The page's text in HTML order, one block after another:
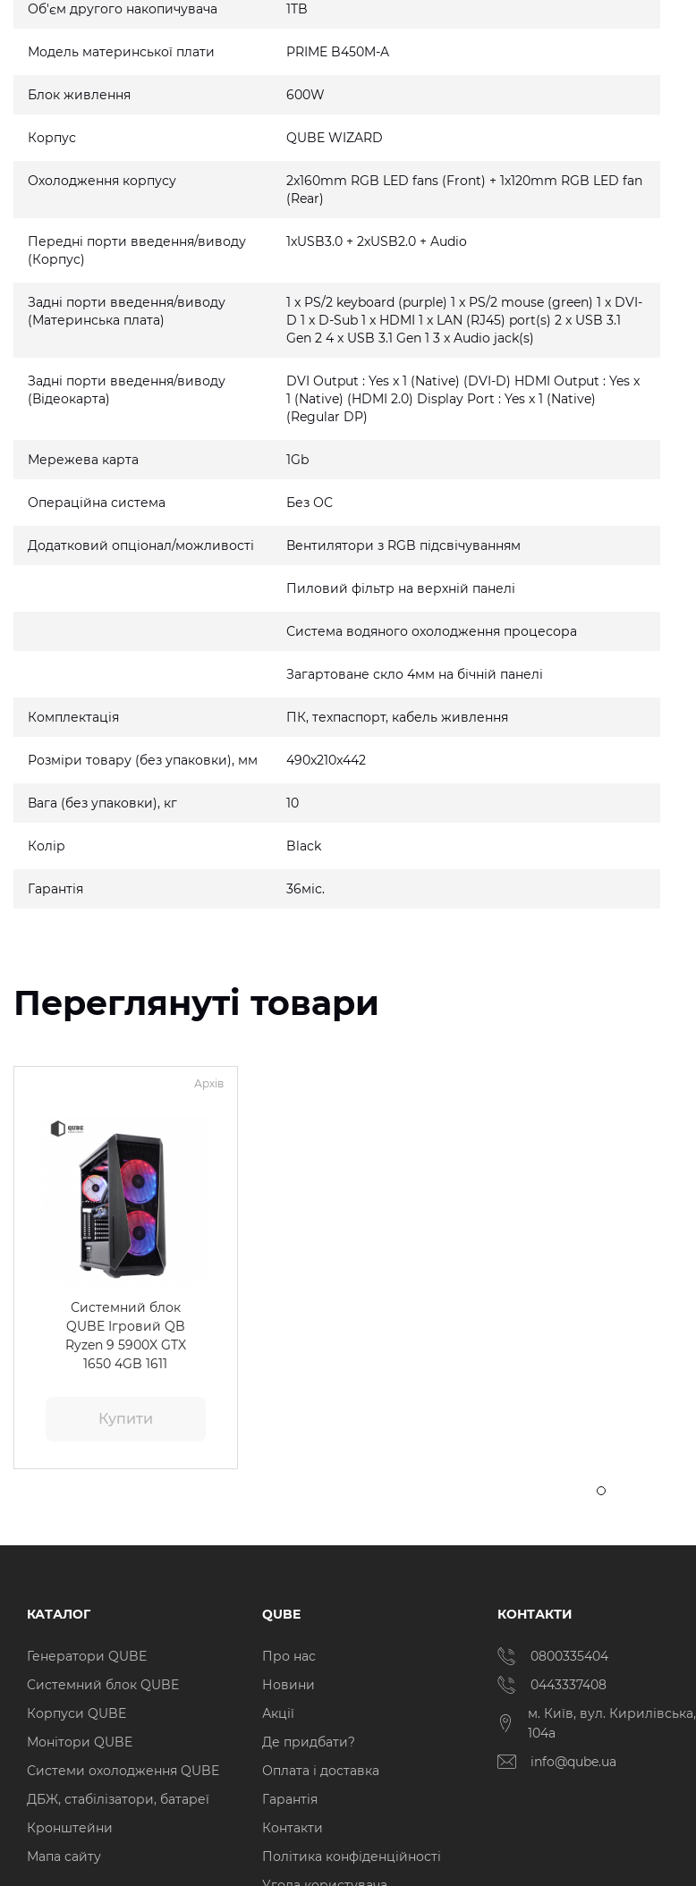
Об'єм другого накопичувача 1TB
Модель материнської плати PRIME B450M-A
Блок живлення 600W
Корпус QUBE WIZARD
Охолодження корпусу
2x160mm RGB LED fans (Front) + 1x120mm RGB LED fan
(Rear)
Передні порти введення/виводу
(Корпус)
1xUSB3.0 + 2xUSB2.0 + Audio
Задні порти введення/виводу
(Материнська плата)
1 x PS/2 keyboard (purple) 1 x PS/2 mouse (green) 1 x DVI-
D 1 x D-Sub 1 x HDMI 1 x LAN (RJ45) port(s) 2 x USB 3.1
Gen 2 4 x USB 3.1 Gen 1 3 x Audio jack(s)
Задні порти введення/виводу
(Відеокарта)
DVI Output : Yes x 1 (Native) (DVI-D) HDMI Output : Yes x
1 (Native) (HDMI 2.0) Display Port : Yes x 1 (Native)
(Regular DP)
Мережева карта 1Gb
Операційна система Без ОС
Додатковий опціонал/можливості Вентилятори з RGB підсвічуванням
Пиловий фільтр на верхній панелі
Система водяного охолодження процесора
Загартоване скло 4мм на бічній панелі
Комплектація ПК, техпаспорт, кабель живлення
Розміри товару (без упаковки), мм 490x210x442
Вага (без упаковки), кг 10
Колір Black
Гарантія 36міс.
Переглянуті товари
Архів
Системний блок
QUBE Ігровий QB
Ryzen 9 5900X GTX
1650 4GB 1611
Купити
КАТАЛОГ
Генератори QUBE
Системний блок QUBE
Корпуси QUBE
Монітори QUBE
Системи охолодження QUBE
ДБЖ, стабілізатори, батареї
Кронштейни
Мапа сайту
QUBE
Про нас
Новини
Акції
Де придбати?
Оплата і доставка
Гарантія
Контакти
Політика конфіденційності
КОНТАКТИ
0800335404
0443337408
м. Київ, вул. Кирилівська,
104а
info@qube.ua